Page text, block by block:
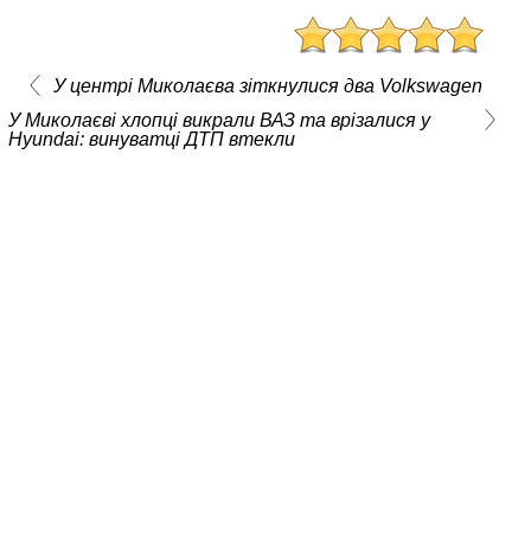
У центрі Миколаєва зіткнулися два Volkswagen
У Миколаєві хлопці викрали ВАЗ та врізалися у
Hyundai: винуватці ДТП втекли